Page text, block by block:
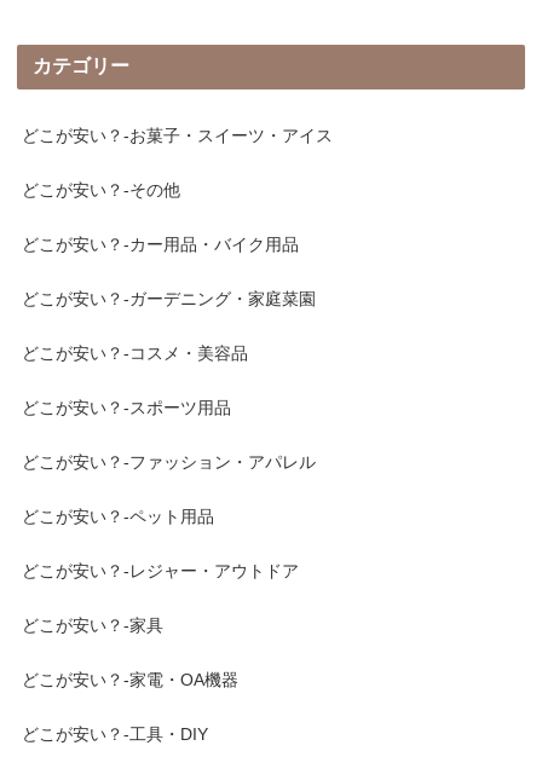
カテゴリー
どこが安い？-お菓子・スイーツ・アイス
どこが安い？-その他
どこが安い？-カー用品・バイク用品
どこが安い？-ガーデニング・家庭菜園
どこが安い？-コスメ・美容品
どこが安い？-スポーツ用品
どこが安い？-ファッション・アパレル
どこが安い？-ペット用品
どこが安い？-レジャー・アウトドア
どこが安い？-家具
どこが安い？-家電・OA機器
どこが安い？-工具・DIY